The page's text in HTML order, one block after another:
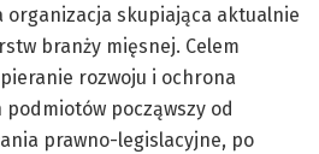
organizacja skupiająca aktualnie
branży mięsnej. Celem
rozwoju i ochrona
począwszy od
prawno-legislacyjne, po